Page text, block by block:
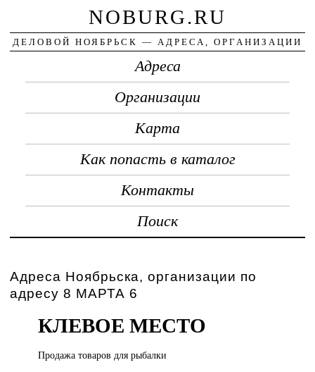
NOBURG.RU
ДЕЛОВОЙ НОЯБРЬСК — АДРЕСА, ОРГАНИЗАЦИИ
Адреса
Организации
Карта
Как попасть в каталог
Контакты
Поиск
Адреса Ноябрьска, организации по
адресу 8 МАРТА 6
КЛЕВОЕ МЕСТО
Продажа товаровдля рыбалки